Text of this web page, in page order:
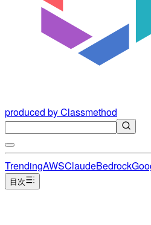
produced by Classmethod
TrendingAWSClaudeBedrock
目次